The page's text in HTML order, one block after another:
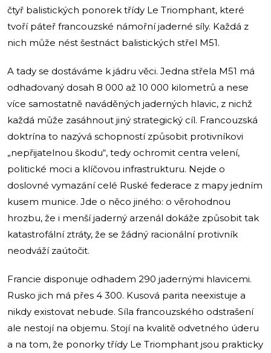
čtyř balistických ponorek třídy Le Triomphant, které
tvoří páteř francouzské námořní jaderné síly. Každá z
nich může nést šestnáct balistických střel M51.
A tady se dostáváme k jádru věci. Jedna střela M51 má
odhadovaný dosah 8 000 až 10 000 kilometrů a nese
více samostatně naváděných jaderných hlavic, z nichž
každá může zasáhnout jiný strategický cíl. Francouzská
doktrína to nazývá schopností způsobit protivníkovi
„nepřijatelnou škodu“, tedy ochromit centra velení,
politické moci a klíčovou infrastrukturu. Nejde o
doslovné vymazání celé Ruské federace z mapy jedním
kusem munice. Jde o něco jiného: o věrohodnou
hrozbu, že i menší jaderný arzenál dokáže způsobit tak
katastrofální ztráty, že se žádný racionální protivník
neodváží zaútočit.
Francie disponuje odhadem 290 jadernými hlavicemi.
Rusko jich má přes 4 300. Kusová parita neexistuje a
nikdy existovat nebude. Síla francouzského odstrašení
ale nestojí na objemu. Stojí na kvalitě odvetného úderu
a na tom, že ponorky třídy Le Triomphant jsou prakticky